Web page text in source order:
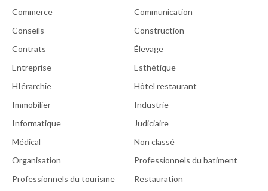
Commerce
Communication
Conseils
Construction
Contrats
Élevage
Entreprise
Esthétique
HIérarchie
Hôtel restaurant
Immobilier
Industrie
Informatique
Judiciaire
Médical
Non classé
Organisation
Professionnels du batiment
Professionnels du tourisme
Restauration